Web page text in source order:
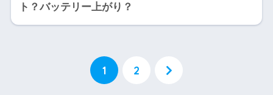
ト？バッテリー上がり？
1 2